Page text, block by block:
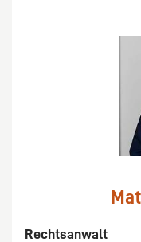
Rechtsanwalt